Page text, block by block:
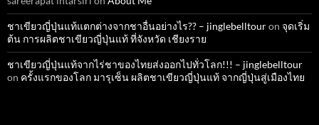
ชาเขียวญี่ปุ่นแท้แตกต่างจากชาอื่นอย่างไร?? – jinglebelltouron จุดเริ่ม
ต้น การผลิตชาเขียวญี่ปุ่นแท้ ที่จังหวัด เชียงราย
ชาเขียวญี่ปุ่นแท้จากไร่ชาของไทยส่งออกไปทั่วโลก!!! – jinglebelltour
on ครั้งแรกของโลก มารุเซ็น ผลิตชาเขียวญี่ปุ่นแท้ จากญี่ปุ่นสู่เมืองไทย